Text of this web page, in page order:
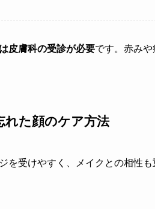
皮膚科の受診が必要です。赤み
れた顔のケア方法
を受けやすく、メイクとの相性